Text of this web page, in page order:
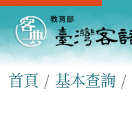
首頁 基本查詢